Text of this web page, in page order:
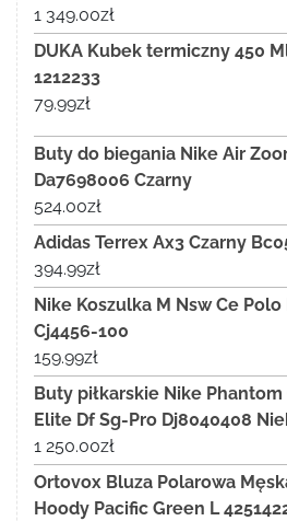
1 349.00zł
DUKA Kubek termiczny 450
1212233
79.99zł
Buty do biegania Nike Air
Da7698006 Czarny
524.00zł
Adidas Terrex Ax3 Czarny
394.99zł
Nike Koszulka M Nsw Ce
Cj4456-100
159.99zł
Buty piłkarskie Nike
Elite Df Sg-Pro Dj8040408
1 250.00zł
Ortovox Bluza Polarowa
Hoody Pacific Green L